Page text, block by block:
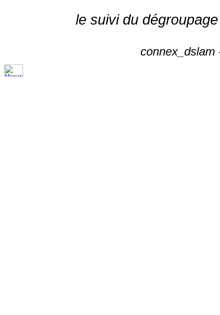
le suivi du
connex_dslam